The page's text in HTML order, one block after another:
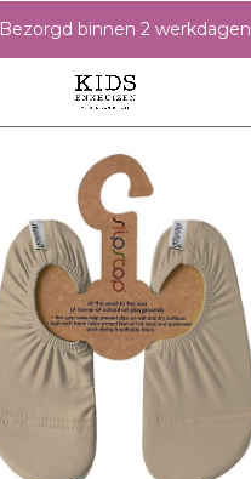
Bezorgd binnen 2 werkdagen